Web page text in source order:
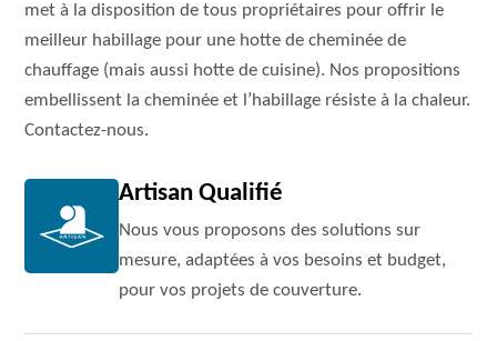
met à la disposition de tous propriétaires pour offrir le
meilleur habillage pour une hotte de cheminée de
chauffage (mais aussi hotte de cuisine). Nos propositions
embellissent la cheminée et l’habillage résiste à la chaleur.
Contactez-nous.
Artisan Qualifié
Nous vous proposons des solutions sur
mesure, adaptées à vos besoins et budget,
pour vos projets de couverture.